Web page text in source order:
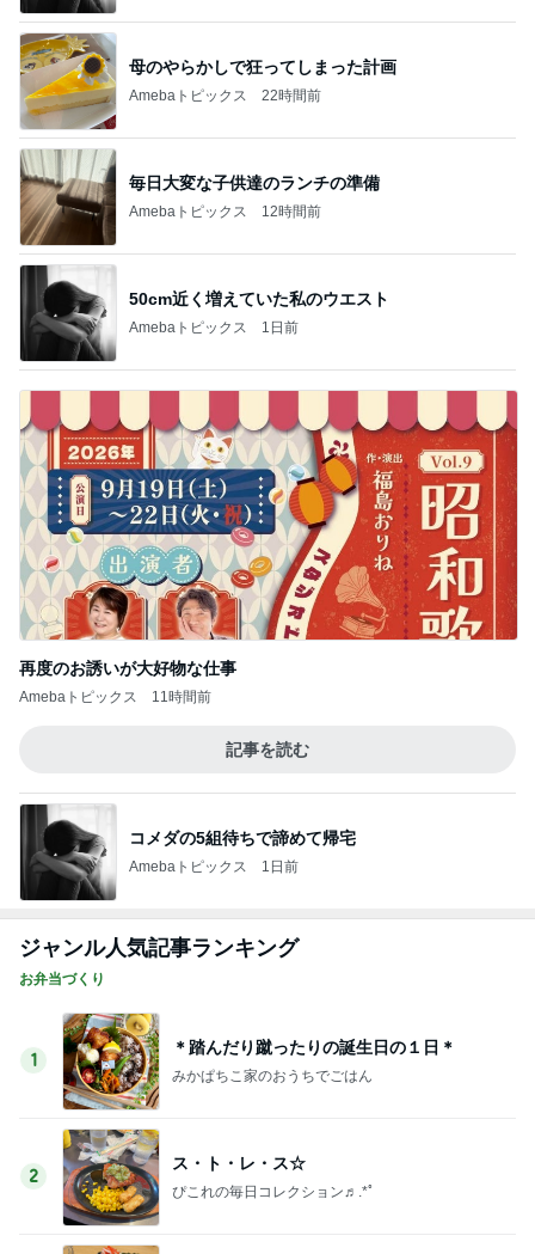
母のやらかしで狂ってしまった計画
Amebaトピックス 22時間前
毎日大変な子供達のランチの準備
Amebaトピックス 12時間前
50cm近く増えていた私のウエスト
Amebaトピックス 1日前
再度のお誘いが大好物な仕事
Amebaトピックス 11時間前
記事を読む
コメダの5組待ちで諦めて帰宅
Amebaトピックス 1日前
ジャンル人気記事ランキング
お弁当づくり
1
＊踏んだり蹴ったりの誕生日の１日＊
みかぱちこ家のおうちでごはん
2
ス・ト・レ・ス☆
ぴこれの毎日コレクション♬.*ﾟ